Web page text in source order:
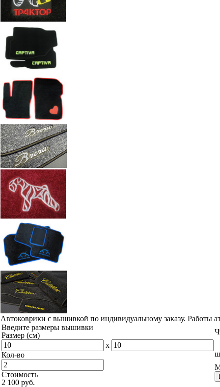
Автоковрики с вышивкой по индивидуальному заказу. Работы
Введите размеры вышивки
Размер (см)
x
Кол-во
Стоимость
2 100 руб.